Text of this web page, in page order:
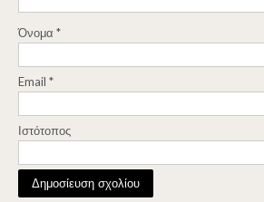
Όνομα *
Email *
Ιστότοπος